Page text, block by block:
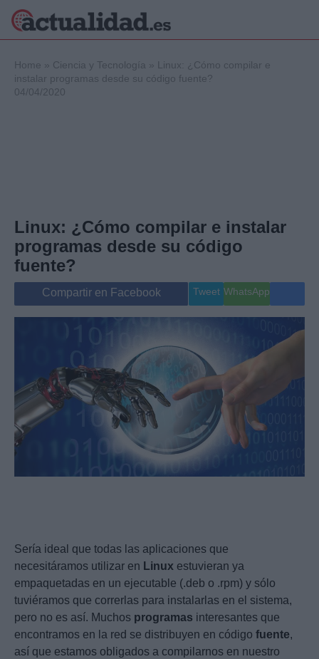
Internacional
Viajes
Gente
Musica
Home » Ciencia y Tecnología »
Linux: ¿Cómo compilar e
instalar programas desde su código fuente?
04/04/2020
Linux: ¿Cómo compilar e instalar
programas desde su código
fuente?
Compartir en Facebook Tweet WhatsApp
Sería ideal que todas las aplicaciones que
necesitáramos utilizar en Linux estuvieran ya
empaquetadas en un ejecutable (.deb o .rpm) y sólo
tuviéramos que correrlas para instalarlas en el sistema,
pero no es así. Muchos programas interesantes que
encontramos en la red se distribuyen en código fuente,
así que estamos obligados a compilarnos en nuestro